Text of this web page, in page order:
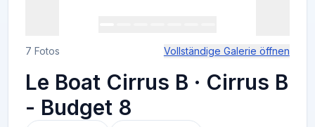
7 Fotos Vollständige Galerie öffnen
Le Boat Cirrus B · Cirrus B
- Budget 8